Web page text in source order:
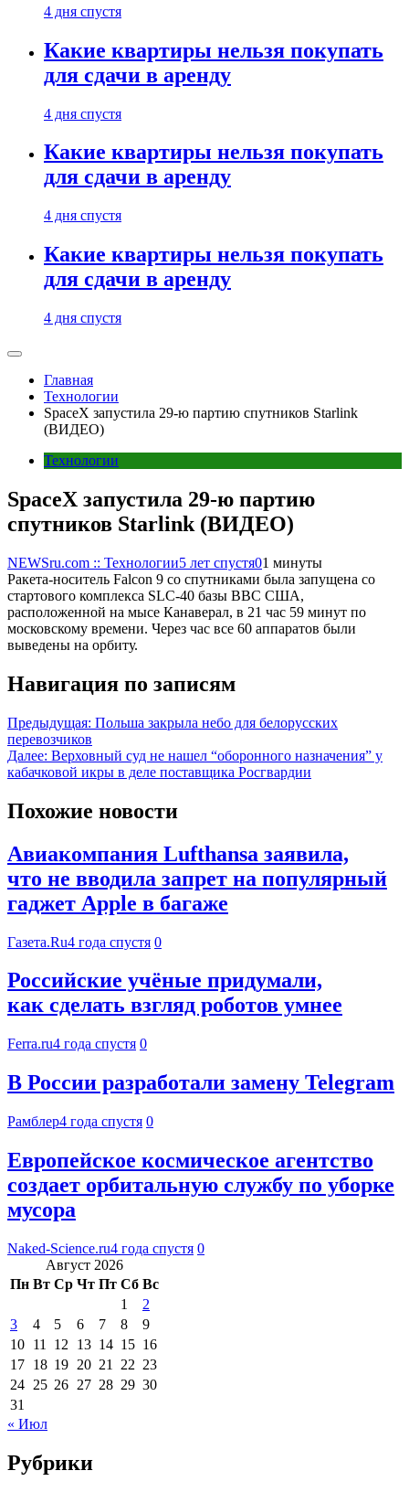
4 дня спустя
Какие квартиры нельзя покупать
для сдачи в аренду
4 дня спустя
Какие квартиры нельзя покупать
для сдачи в аренду
4 дня спустя
Какие квартиры нельзя покупать
для сдачи в аренду
4 дня спустя
Главная
Технологии
SpaceX запустила 29-ю партию спутников Starlink
(ВИДЕО)
Технологии
SpaceX запустила 29-ю партию
спутников Starlink (ВИДЕО)
NEWSru.com :: Технологии5 лет спустя01 минуты
Ракета-носитель Falcon 9 со спутниками была запущена со
стартового комплекса SLC-40 базы ВВС США,
расположенной на мысе Канаверал, в 21 час 59 минут по
московскому времени. Через час все 60 аппаратов были
выведены на орбиту.
Навигация по записям
Предыдущая: Польша закрыла небо для белорусских
перевозчиков
Далее: Верховный суд не нашел “оборонного назначения” у
кабачковой икры в деле поставщика Росгвардии
Похожие новости
Авиакомпания Lufthansa заявила,
что не вводила запрет на популярный
гаджет Apple в багаже
Газета.Ru4 года спустя 0
Российские учёные придумали,
как сделать взгляд роботов умнее
Ferra.ru4 года спустя 0
В России разработали замену Telegram
Рамблер4 года спустя 0
Европейское космическое агентство
создает орбитальную службу по уборке
мусора
Naked-Science.ru4 года спустя 0
Август 2026
Пн Вт Ср Чт Пт Сб Вс
1
2
3
4 5 6 7 8
9
10 11 12 13 14 15 16
17 18 19 20 21 22 23
24 25 26 27 28 29 30
31
« Июл
Рубрики